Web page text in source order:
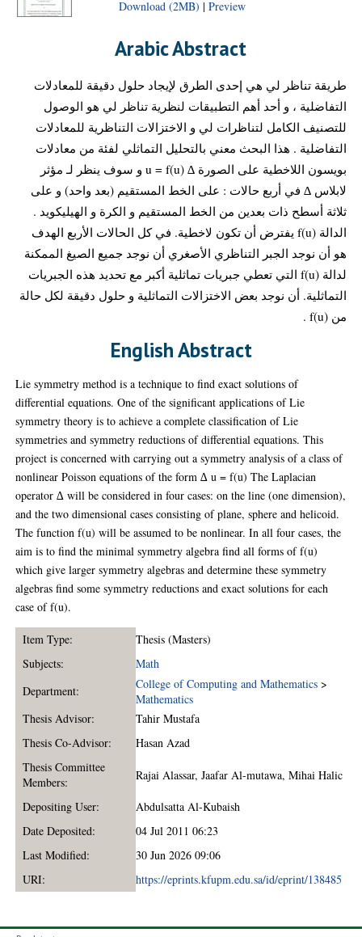
Download (2MB) |Preview
Arabic Abstract
طريقة تناظر لي هي إحدى الطرق لإيجاد حلول دقيقة للمعادلات
التفاضلية ، و أحد أهم التطبيقات لنظرية تناظر لي هو الوصول
للتصنيف الكامل لتناظرات لي و الاختزالات التناظرية للمعادلات
التفاضلية . هذا البحث معني بالتحليل التماثلي لفئة من معادلات
بويسون اللاخطية على الصورة ∆ u = f(u) و سوف ينظر لـ مؤثر
لابلاس ∆ في أربع حالات : على الخط المستقيم (بعد واحد) و على
ثلاثة أسطح ذات بعدين من الخط المستقيم و الكرة و الهيليكويد .
الدالة f(u) يفترض أن تكون لاخطية. في كل الحالات الأربع الهدف
هو أن نوجد الجبر التناظري الأصغري أن نوجد جميع الصيغ الممكنة
لدالة f(u) التي تعطي جبريات تماثلية أكبر مع تحديد هذه الجبريات
التماثلية. أن نوجد بعض الاختزالات التماثلية و حلول دقيقة لكل حالة
من f(u) .
English Abstract
Lie symmetry method is a technique to find exact solutions of
differential equations. One of the significant applications of Lie
symmetry theory is to achieve a complete classification of Lie
symmetries and symmetry reductions of differential equations. This
project is concerned with carrying out a symmetry analysis of a class of
nonlinear Poisson equations of the form ∆ u = f(u) The Laplacian
operator ∆ will be considered in four cases: on the line (one dimension),
and the two dimensional cases consisting of plane, sphere and helicoid.
The function f(u) will be assumed to be nonlinear. In all four cases, the
aim is to find the minimal symmetry algebra find all forms of f(u)
which give larger symmetry algebras and determine these symmetry
algebras find some symmetry reductions and exact solutions for each
case of f(u).
Item Type:
Thesis (Masters)
Subjects:
Math
Department:
College of Computing and Mathematics >
Mathematics
Thesis Advisor:
Tahir Mustafa
Thesis Co-Advisor:
Hasan Azad
Thesis Committee
Members:
Rajai Alassar,Jaafar Al-mutawa,Mihai Halic
Depositing User:
Abdulsatta Al-Kubaish
Date Deposited:
04 Jul 2011 06:23
Last Modified:
30 Jun 2026 09:06
URI:
https://eprints.kfupm.edu.sa/id/eprint/138485